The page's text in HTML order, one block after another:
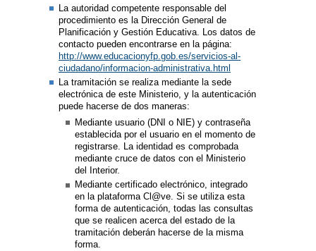
La autoridad competente responsable del
procedimiento es la Dirección General de
Planificación y Gestión Educativa. Los datos de
contacto pueden encontrarse en la página:
http://www.educacionyfp.gob.es/servicios-al-
ciudadano/informacion-administrativa.html
La tramitación se realiza mediante la sede
electrónica de este Ministerio, y la autenticación
puede hacerse de dos maneras:
Mediante usuario (DNI o NIE) y contraseña
establecida por el usuario en el momento de
registrarse. La identidad es comprobada
mediante cruce de datos con el Ministerio
del Interior.
Mediante certificado electrónico, integrado
en la plataforma Cl@ve. Si se utiliza esta
forma de autenticación, todas las consultas
que se realicen acerca del estado de la
tramitación deberán hacerse de la misma
forma.